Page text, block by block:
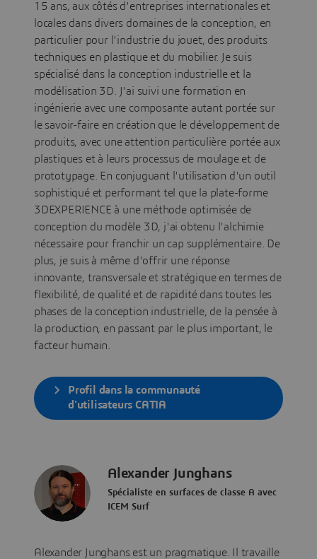
15 ans, aux côtés d'entreprises internationales et
locales dans divers domaines de la conception, en
particulier pour l'industrie du jouet, des produits
techniques en plastique et du mobilier. Je suis
spécialisé dans la conception industrielle et la
modélisation 3D. J'ai suivi une formation en
ingénierie avec une composante autant portée sur
le savoir-faire en création que le développement de
produits, avec une attention particulière portée aux
plastiques et à leurs processus de moulage et de
prototypage. En conjuguant l'utilisation d'un outil
sophistiqué et performant tel que la plate-forme
3DEXPERIENCE à une méthode optimisée de
conception du modèle 3D, j'ai obtenu l'alchimie
nécessaire pour franchir un cap supplémentaire. De
plus, je suis à même d'offrir une réponse
innovante, transversale et stratégique en termes de
flexibilité, de qualité et de rapidité dans toutes les
phases de la conception industrielle, de la pensée à
la production, en passant par le plus important, le
facteur humain.
Profil dans la communauté
d'utilisateurs CATIA
Alexander Junghans
Spécialiste en surfaces de classe A avec
ICEM Surf
Alexander Junghans est un pragmatique. Il travaille